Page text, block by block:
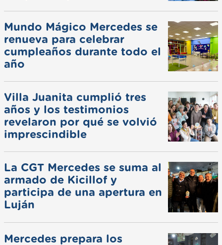
Mundo Mágico Mercedes se
renueva para celebrar
cumpleaños durante todo el
año
Villa Juanita cumplió tres
años y los testimonios
revelaron por qué se volvió
imprescindible
La CGT Mercedes se suma al
armado de Kicillof y
participa de una apertura en
Luján
Mercedes prepara los